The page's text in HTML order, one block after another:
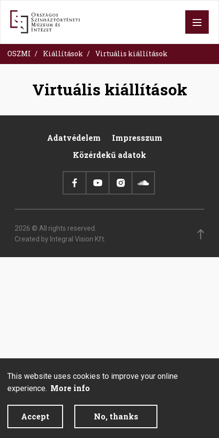
content
OSZMI Kiállítások Virtuális kiállítások
Virtuális kiállítások
Footer
Adatvédelem
Impresszum
Közérdekű adatok
2026 © All rights reserved.
Created by Integral Vision Kft.
This website uses cookies to improve your online
experience. More info
Accept No, thanks